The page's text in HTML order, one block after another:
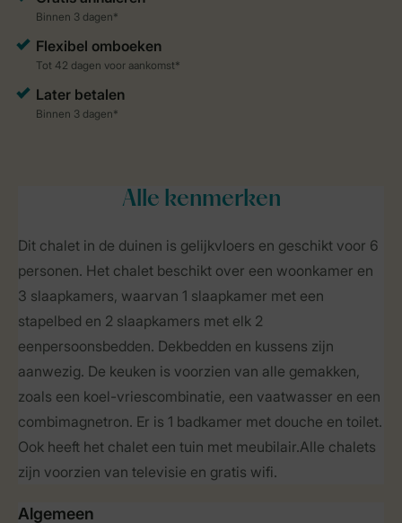
Alle kenmerken
Dit chalet in de duinen is gelijkvloers en geschikt voor 6
personen. Het chalet beschikt over een woonkamer en
3 slaapkamers, waarvan 1 slaapkamer met een
stapelbed en 2 slaapkamers met elk 2
eenpersoonsbedden. Dekbedden en kussens zijn
aanwezig. De keuken is voorzien van alle gemakken,
zoals een koel-vriescombinatie, een vaatwasser en een
combimagnetron. Er is 1 badkamer met douche en toilet.
Ook heeft het chalet een tuin met meubilair.Alle chalets
zijn voorzien van televisie en gratis wifi.
Algemeen